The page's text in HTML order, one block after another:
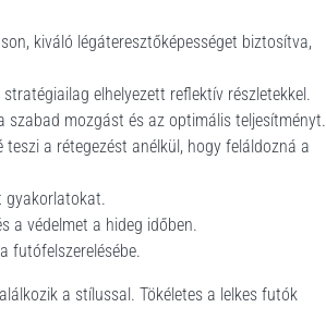
kiváló légáteresztőképességet biztosítva,
elhelyezett reflektív részletekkel.
mozgást és az optimális teljesítményt.
teszi a rétegezést anélkül, hogy feláldozná a
gyakorlatokat.
a védelmet a hideg időben.
futófelszerelésébe.
a stílussal. Tökéletes a lelkes futók